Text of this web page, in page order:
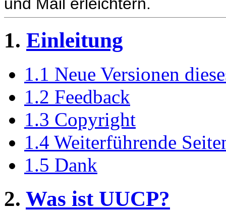
1. Einleitung
1.1 Neue Versionen
1.2 Feedback
1.3 Copyright
1.4 Weiterführende
1.5 Dank
2. Was ist UUCP?